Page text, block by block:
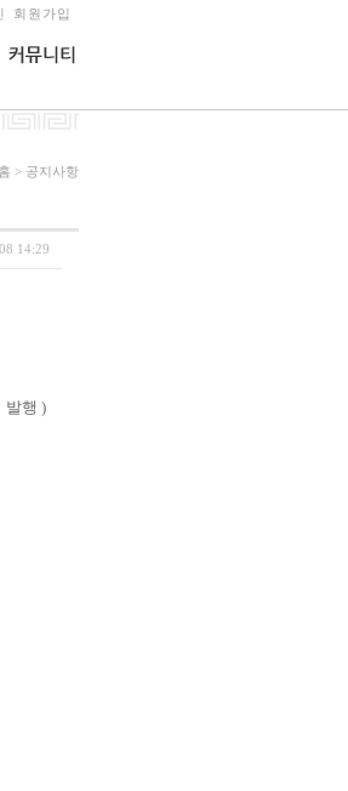
회원가입
홈 > 공지사항
14:29
발행 )